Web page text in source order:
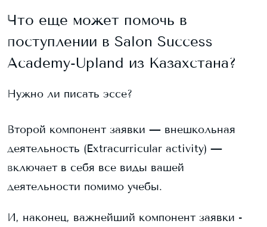
Что еще может помочь в
поступлении в Salon Success
Academy-Upland из Казахстана?
Нужно ли писать эссе?
Второй компонент заявки — внешкольная
деятельность (Extracurricular activity) —
включает в себя все виды вашей
деятельности помимо учебы.
И, наконец, важнейший компонент заявки -